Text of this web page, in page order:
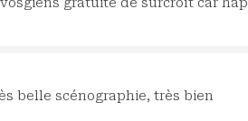
gratuite de surcroît car
belle scénographie, très bien